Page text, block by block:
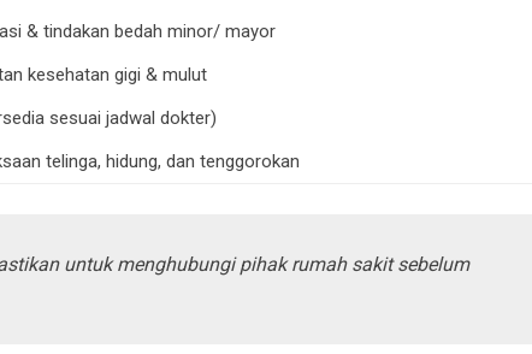
& tindakan bedah minor/ mayor
kesehatan gigi & mulut
sesuai jadwal dokter)
telinga, hidung, dan tenggorokan
untuk menghubungi pihak rumah sakit sebelum